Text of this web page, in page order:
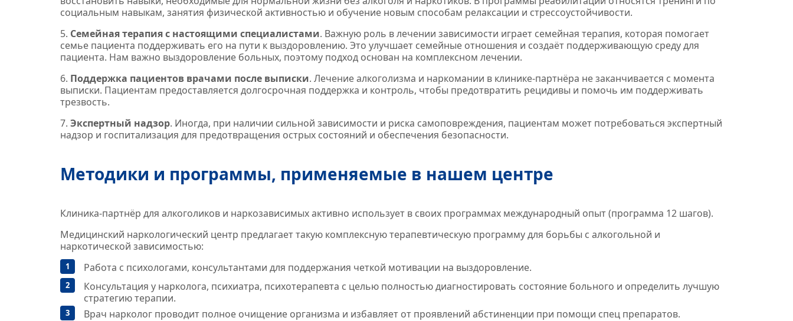
социальным навыкам, занятия физической активностью и обучение новым способам релаксации и стрессоустойчивости.
5. Семейная терапия с настоящими специалистами. Важную роль в лечении зависимости играет семейная терапия, которая помогает
семье пациента поддерживать его на пути к выздоровлению. Это улучшает семейные отношения и создаёт поддерживающую среду для
пациента. Нам важно выздоровление больных, поэтому подход основан на комплексном лечении.
6. Поддержка пациентов врачами после выписки. Лечение алкоголизма и наркомании в клинике‑партнёра не заканчивается с момента
выписки. Пациентам предоставляется долгосрочная поддержка и контроль, чтобы предотвратить рецидивы и помочь им поддерживать
трезвость.
7. Экспертный надзор. Иногда, при наличии сильной зависимости и риска самоповреждения, пациентам может потребоваться экспертный
надзор и госпитализация для предотвращения острых состояний и обеспечения безопасности.
Методики и программы, применяемые в нашем центре
Клиника‑партнёр для алкоголиков и наркозависимых активно использует в своих программах международный опыт (программа 12 шагов).
Медицинский наркологический центр предлагает такую комплексную терапевтическую программу для борьбы с алкогольной и
наркотической зависимостью:
Работа с психологами, консультантами для поддержания четкой мотивации на выздоровление.
Консультация у нарколога, психиатра, психотерапевта с целью полностью диагностировать состояние больного и определить лучшую
стратегию терапии.
Врач нарколог проводит полное очищение организма и избавляет от проявлений абстиненции при помощи спец препаратов.